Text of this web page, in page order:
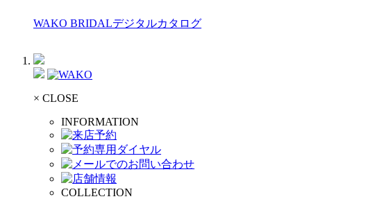
WAKO BRIDALデジタルカタログ
× CLOSE
INFORMATION
COLLECTION